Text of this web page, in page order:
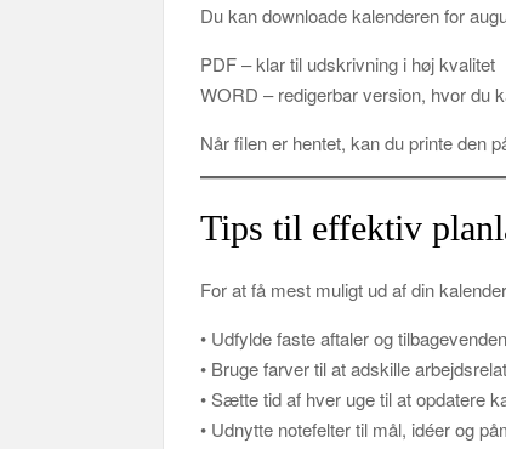
Du kan downloade kalenderen for
PDF – klar til udskrivning i høj kvalitet
WORD – redigerbar version, hvor du
Når filen er hentet, kan du printe den
Tips til effektiv
For at få mest muligt ud af din
• Udfylde faste aftaler og
• Bruge farver til at adskille
• Sætte tid af hver uge til at opdatere
• Udnytte notefelter til mål, idéer og